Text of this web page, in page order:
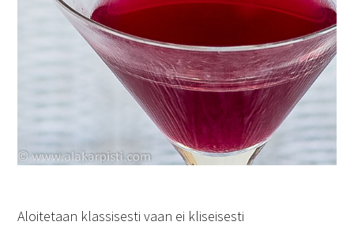
Aloitetaan klassisesti vaan ei kliseisesti